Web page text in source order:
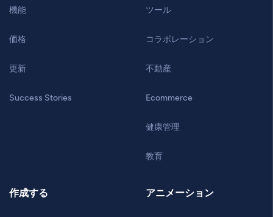
機能
価格
更新
Success Stories
ツール
コラボレーション
不動産
Ecommerce
健康管理
教育
作成する アニメーション